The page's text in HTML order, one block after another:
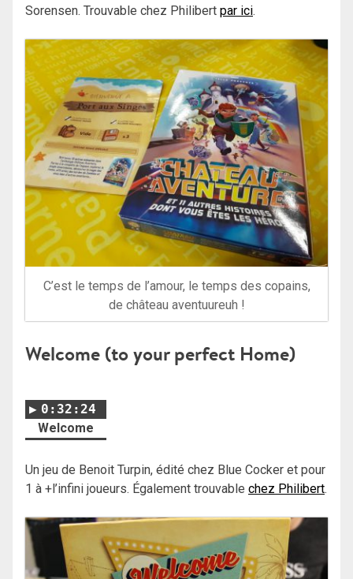
Sorensen. Trouvable chez Philibert par ici.
C’est le temps de l’amour, le temps des copains,
de château aventuureuh !
Welcome (to your perfect Home)
0:32:24
Welcome
Un jeu de Benoit Turpin, édité chez Blue Cocker et pour
1 à +l’infini joueurs. Également trouvable chez Philibert.